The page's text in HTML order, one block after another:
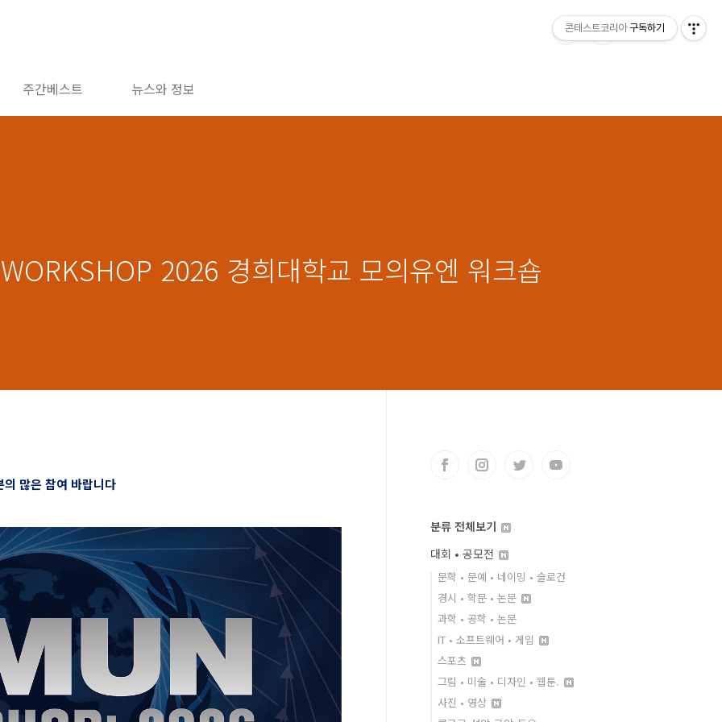
주간베스트 뉴스와 정보
2026 경희대학교 모의유엔 워크숍
의 많은 참여 바랍니다
분류 전체보기
대회 • 공모전
문학 • 문예 • 네이밍 • 슬로건
경시 • 학문 • 논문
과학 • 공학 • 논문
IT • 소프트웨어 • 게임
스포츠
그림 • 미술 • 디자인 • 웹툰.
사진 • 영상
콘테스트코리아 구독하기